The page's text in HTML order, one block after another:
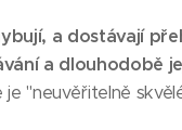
a dostávají
a dlouhodobě
je "neuvěřitelně